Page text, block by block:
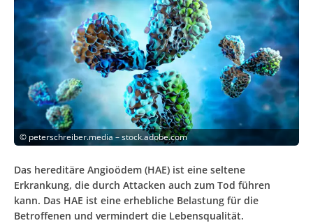
© peterschreiber.media – stock.adobe.com
Das hereditäre Angioödem (HAE) ist eine seltene
Erkrankung, die durch Attacken auch zum Tod führen
kann. Das HAE ist eine erhebliche Belastung für die
Betroffenen und vermindert die Lebensqualität.